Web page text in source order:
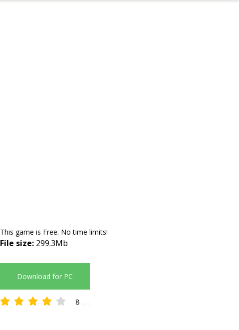
This game is Free. No time limits!
File size: 299.3Mb
Download for PC
8